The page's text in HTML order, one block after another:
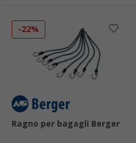
-22%
Ragno per bagagli Berger